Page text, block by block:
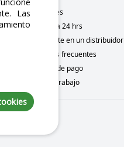
Novedades
Motometa 24 hrs
Conviértete en un distribuidor
Preguntas frecuentes
Métodos de pago
Bolsa de trabajo
Las